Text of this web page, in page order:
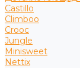
Castillo
Climboo
Crooc
Jungle
Minisweet
Nettix